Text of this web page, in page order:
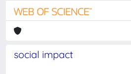
social impact